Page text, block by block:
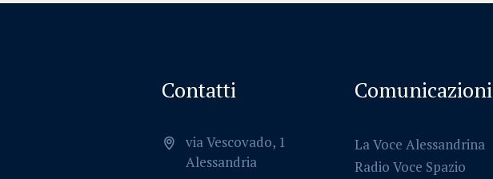
Contatti
via Vescovado, 1
Alessandria
Comunicazioni
La Voce Alessandrina
Radio Voce Spazio